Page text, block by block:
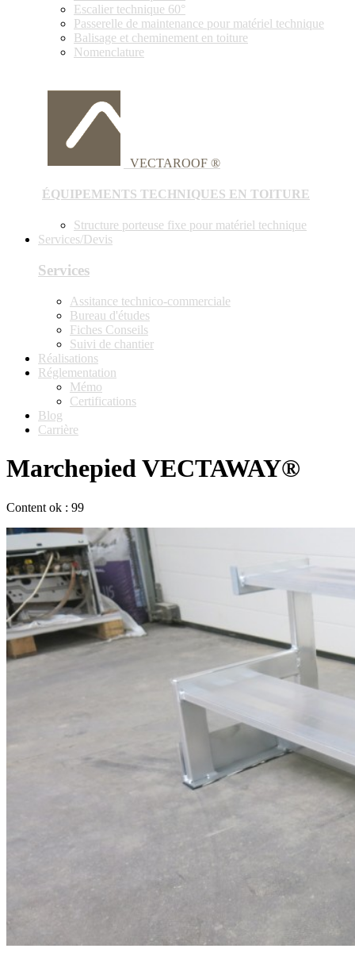
Escalier technique 60°
Passerelle de maintenance pour matériel technique
Balisage et cheminement en toiture
Nomenclature
VECTAROOF ®
ÉQUIPEMENTS TECHNIQUES EN TOITURE
Structure porteuse fixe pour matériel technique
Services/Devis
Services
Assitance technico-commerciale
Bureau d'études
Fiches Conseils
Suivi de chantier
Réalisations
Réglementation
Mémo
Certifications
Blog
Carrière
Marchepied VECTAWAY®
Content ok : 99